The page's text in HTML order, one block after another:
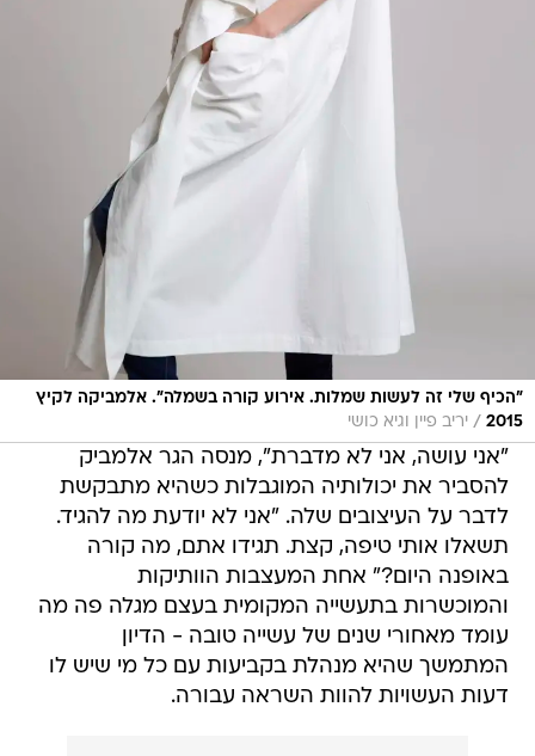
"הכיף שלי זה לעשות שמלות. אירוע קורה בשמלה". אלמביקה לקיץ
2015
/ יריב פיין וגיא כושי
"אני עושה, אני לא מדברת", מנסה הגר אלמביק
להסביר את יכולותיה המוגבלות כשהיא מתבקשת
לדבר על העיצובים שלה. "אני לא יודעת מה להגיד.
תשאלו אותי טיפה, קצת. תגידו אתם, מה קורה
באופנה היום?" אחת המעצבות הוותיקות
והמוכשרות בתעשייה המקומית בעצם מגלה פה מה
עומד מאחורי שנים של עשייה טובה - הדיון
המתמשך שהיא מנהלת בקביעות עם כל מי שיש לו
דעות העשויות להוות השראה עבורה.